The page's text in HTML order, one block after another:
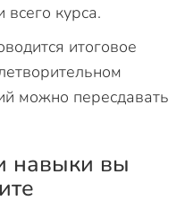
курса.
итоговое
можно пересдавать
навыки вы